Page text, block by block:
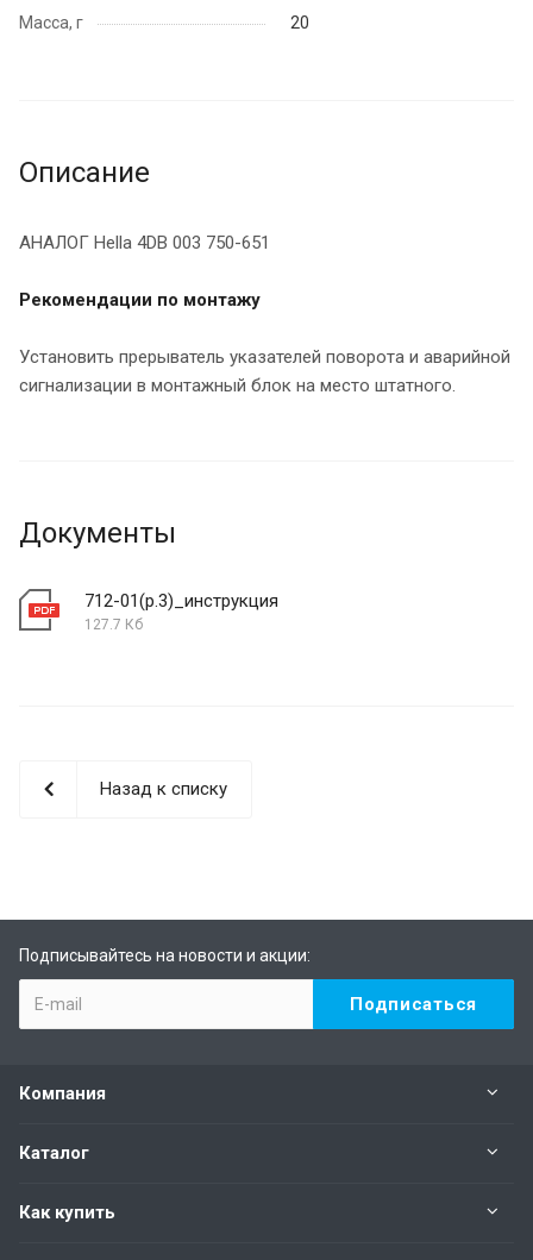
Масса, г
20
Описание
АНАЛОГ Hella 4DB 003 750-651
Рекомендации по монтажу
Установить прерыватель указателей поворота и аварийной
сигнализации в монтажный блок на место штатного.
Документы
712-01(р.3)_инструкция
127.7 Кб
Назад к списку
Подписывайтесь на новости и акции:
Компания
Каталог
Как купить